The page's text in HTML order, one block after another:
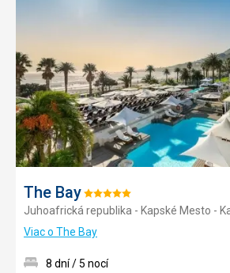
The BayHodnotenie:
5/5
Juhoafrická republika - Kapské Mesto -
Viac o The Bay
8 dní / 5 nocí